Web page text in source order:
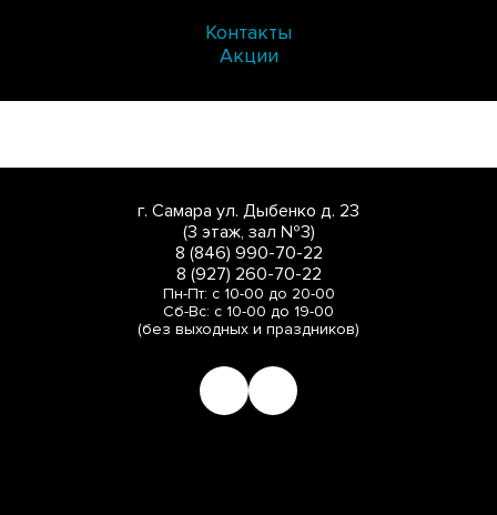
Контакты
Акции
г. Самара ул. Дыбенко д. 23
(3 этаж, зал №3)
8 (846) 990-70-22
8 (927) 260-70-22
Пн-Пт: с 10-00 до 20-00
Сб-Вс: с 10-00 до 19-00
(без выходных и праздников)